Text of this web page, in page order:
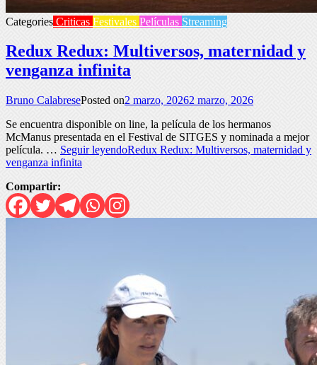
Categories Criticas Festivales Películas Streaming
Redux Redux: Multiversos, maternidad y
venganza infinita
Bruno CalabresePosted on2 marzo, 20262 marzo, 2026
Se encuentra disponible on line, la película de los hermanos
McManus presentada en el Festival de SITGES y nominada a mejor
película. … Seguir leyendoRedux Redux: Multiversos, maternidad y
venganza infinita
Compartir: